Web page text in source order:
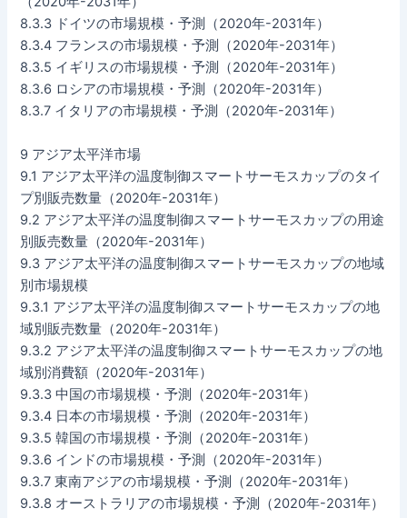
8.3.3 ドイツの市場規模・予測（2020年-2031年）
8.3.4 フランスの市場規模・予測（2020年-2031年）
8.3.5 イギリスの市場規模・予測（2020年-2031年）
8.3.6 ロシアの市場規模・予測（2020年-2031年）
8.3.7 イタリアの市場規模・予測（2020年-2031年）
9 アジア太平洋市場
9.1 アジア太平洋の温度制御スマートサーモスカップのタイ
プ別販売数量（2020年-2031年）
9.2 アジア太平洋の温度制御スマートサーモスカップの用途
別販売数量（2020年-2031年）
9.3 アジア太平洋の温度制御スマートサーモスカップの地域
別市場規模
9.3.1 アジア太平洋の温度制御スマートサーモスカップの地
域別販売数量（2020年-2031年）
9.3.2 アジア太平洋の温度制御スマートサーモスカップの地
域別消費額（2020年-2031年）
9.3.3 中国の市場規模・予測（2020年-2031年）
9.3.4 日本の市場規模・予測（2020年-2031年）
9.3.5 韓国の市場規模・予測（2020年-2031年）
9.3.6 インドの市場規模・予測（2020年-2031年）
9.3.7 東南アジアの市場規模・予測（2020年-2031年）
9.3.8 オーストラリアの市場規模・予測（2020年-2031年）